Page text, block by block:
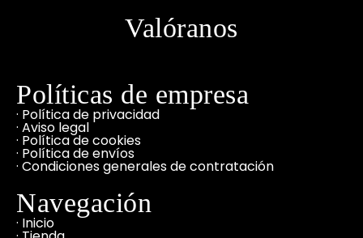
Valóranos
Políticas de empresa
· Política de privacidad
· Aviso legal
· Política de cookies
· Política de envíos
· Condiciones generales de contratación
Navegación
· Inicio